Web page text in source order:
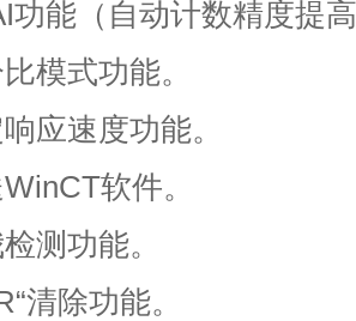
能（自动计数精度提
模式功能。
应速度功能。
软件。
测功能。
清除功能。